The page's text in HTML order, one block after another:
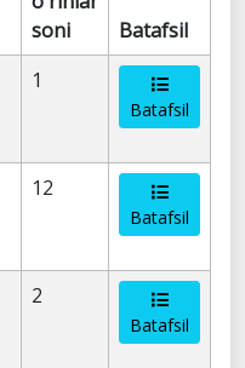
soni
Batafsil
1
Batafsil
12
Batafsil
2
Batafsil